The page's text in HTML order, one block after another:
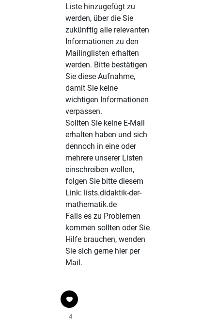
Liste hinzugefügt zu
werden, über die Sie
zukünftig alle relevanten
Informationen zu den
Mailinglisten erhalten
werden. Bitte bestätigen
Sie diese Aufnahme,
damit Sie keine
wichtigen Informationen
verpassen.
Sollten Sie keine E-Mail
erhalten haben und sich
dennoch in eine oder
mehrere unserer Listen
einschreiben wollen,
folgen Sie bitte diesem
Link: lists.didaktik-der-
mathematik.de
Falls es zu Problemen
kommen sollten oder Sie
Hilfe brauchen, wenden
Sie sich gerne hierper
Mail.
4